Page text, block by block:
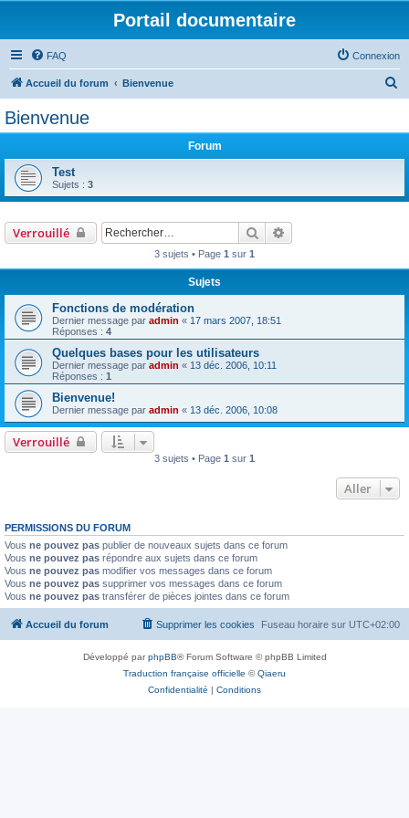
Portail documentaire
FAQ Connexion
Accueil du forum Bienvenue
Bienvenue
Forum
Test
Sujets : 3
Verrouillé Rechercher
3 sujets • Page 1 sur 1
Sujets
Fonctions de modération
Dernier message par admin « 17 mars 2007, 18:51
Réponses : 4
Quelques bases pour les utilisateurs
Dernier message par admin « 13 déc. 2006, 10:11
Réponses : 1
Bienvenue!
Dernier message par admin « 13 déc. 2006, 10:08
Verrouillé
3 sujets • Page 1 sur 1
Aller
PERMISSIONS DU FORUM
Vous ne pouvez pas publier de nouveaux sujets dans ce forum
Vous ne pouvez pas répondre aux sujets dans ce forum
Vous ne pouvez pas modifier vos messages dans ce forum
Vous ne pouvez pas supprimer vos messages dans ce forum
Vous ne pouvez pas transférer de pièces jointes dans ce forum
Accueil du forum Fuseau horaire sur UTC+02:00
Supprimer les cookies
Développé parphpBB® Forum Software © phpBB Limited
Traduction française officielle ©Qiaeru
Confidentialité | Conditions